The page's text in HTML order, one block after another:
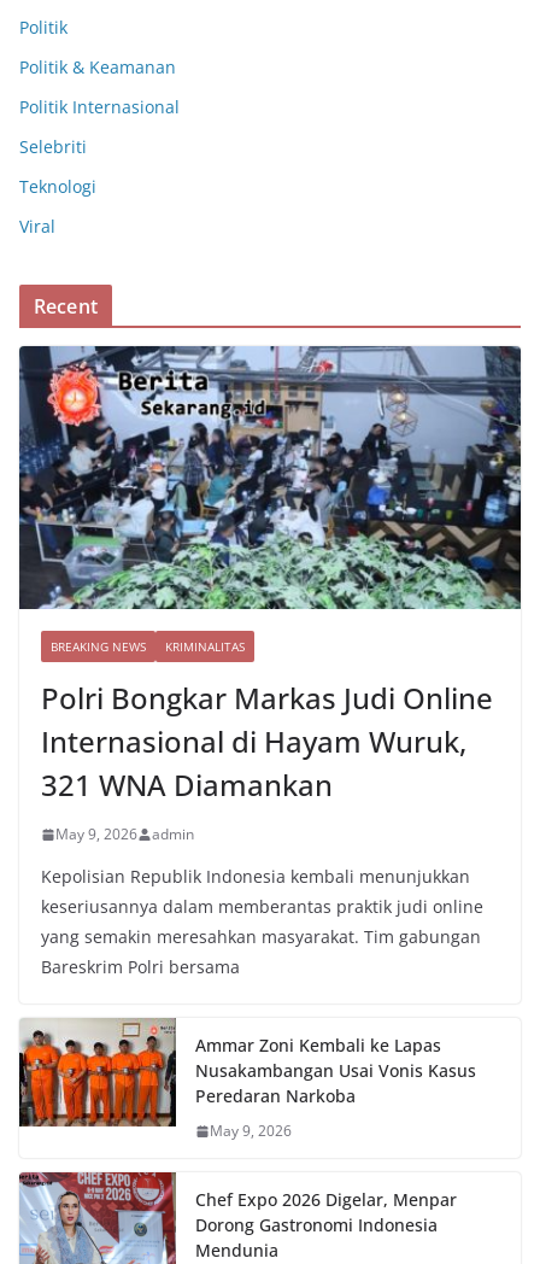
Politik
Politik & Keamanan
Politik Internasional
Selebriti
Teknologi
Viral
Recent
BREAKING NEWS KRIMINALITAS
Polri Bongkar Markas Judi Online
Internasional di Hayam Wuruk,
321 WNA Diamankan
May 9, 2026 admin
Kepolisian Republik Indonesia kembali menunjukkan
keseriusannya dalam memberantas praktik judi online
yang semakin meresahkan masyarakat. Tim gabungan
Bareskrim Polri bersama
Ammar Zoni Kembali ke Lapas
Nusakambangan Usai Vonis Kasus
Peredaran Narkoba
May 9, 2026
Chef Expo 2026 Digelar, Menpar
Dorong Gastronomi Indonesia
Mendunia